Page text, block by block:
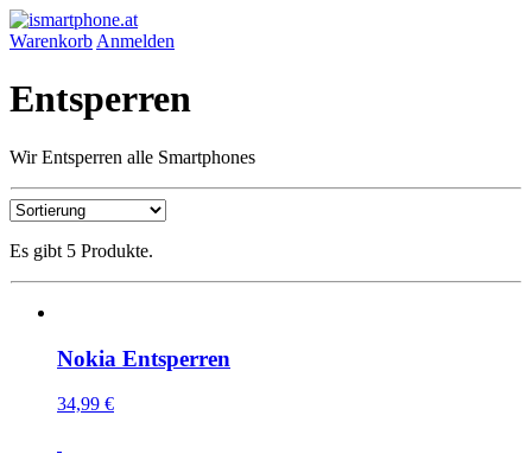
Warenkorb Anmelden
Entsperren
Wir Entsperren alle Smartphones
Es gibt 5 Produkte.
Nokia Entsperren
34,99 €